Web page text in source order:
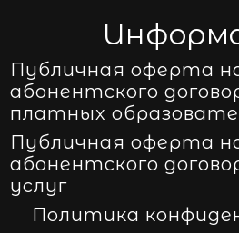
Публичная оферта
абонентского
платных
Публичная оферта
абонентского
услуг
Политика